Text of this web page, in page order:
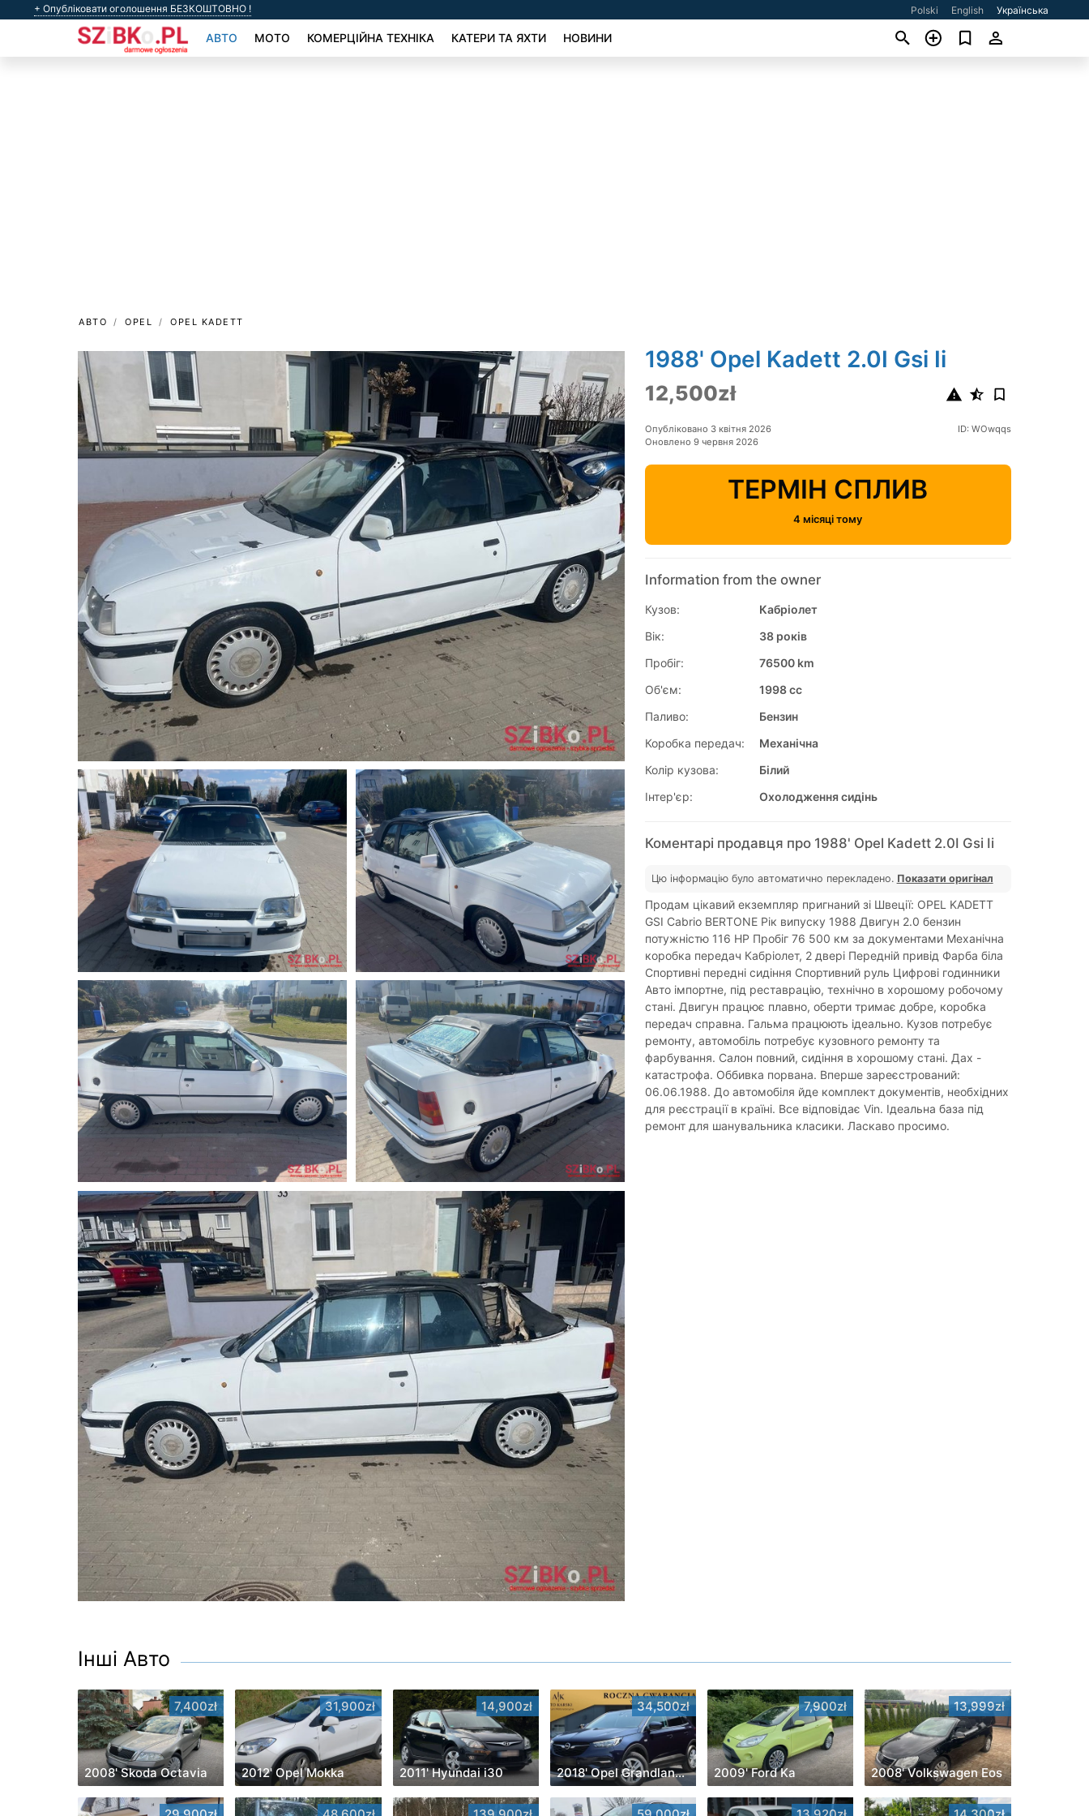
+ Опубліковати оголошення БЕЗКОШТОВНО ! Polski English Українська
АВТО МОТО КОМЕРЦІЙНА ТЕХНІКА КАТЕРИ ТА ЯХТИ НОВИНИ
АВТО OPEL OPEL KADETT
1988' Opel Kadett 2.0I Gsi Ii
12,500zł
Опубліковано 3 квітня 2026
Оновлено 9 червня 2026
ID: WOwqqs
ТЕРМІН СПЛИВ
4 місяці тому
Information from the owner
Кузов:
Кабріолет
Вік:
38 років
Пробіг:
76500 km
Об'єм:
1998 cc
Паливо:
Бензин
Коробка передач:
Механічна
Колір кузова:
Білий
Інтер'єр:
Охолодження сидінь
Коментарі продавця про 1988' Opel Kadett 2.0I Gsi Ii
Цю інформацію було автоматично перекладено. Показати оригінал
Продам цікавий екземпляр пригнаний зі Швеції: OPEL KADETT
GSI Cabrio BERTONE Рік випуску 1988 Двигун 2.0 бензин
потужністю 116 HP Пробіг 76 500 км за документами Механічна
коробка передач Кабріолет, 2 двері Передній привід Фарба біла
Спортивні передні сидіння Спортивний руль Цифрові годинники
Авто імпортне, під реставрацію, технічно в хорошому робочому
стані. Двигун працює плавно, оберти тримає добре, коробка
передач справна. Гальма працюють ідеально. Кузов потребує
ремонту, автомобіль потребує кузовного ремонту та
фарбування. Салон повний, сидіння в хорошому стані. Дах -
катастрофа. Оббивка порвана. Вперше зареєстрований:
06.06.1988. До автомобіля йде комплект документів, необхідних
для реєстрації в країні. Все відповідає Vin. Ідеальна база під
ремонт для шанувальника класики. Ласкаво просимо.
Інші Авто
7,400zł
2008' Skoda Octavia
31,900zł
2012' Opel Mokka
14,900zł
2011' Hyundai i30
34,500zł
2018' Opel Grandland X
7,900zł
2009' Ford Ka
13,999zł
2008' Volkswagen Eos